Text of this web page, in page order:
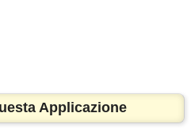
Applicazione